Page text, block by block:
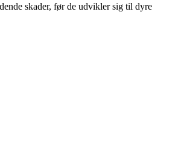
skader, før de udvikler sig til dyre